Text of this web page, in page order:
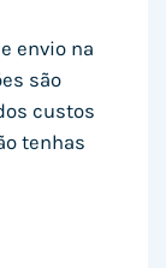
envio na
são
custos
tenhas